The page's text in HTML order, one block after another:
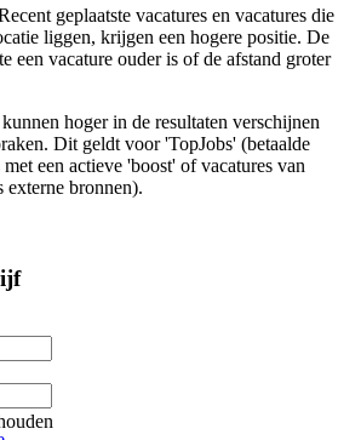
geplaatste vacatures en vacatures die
liggen, krijgen een hogere positie. De
een vacature ouder is of de afstand groter
hoger in de resultaten verschijnen
Dit geldt voor 'TopJobs' (betaalde
een actieve 'boost' of vacatures van
externe bronnen).